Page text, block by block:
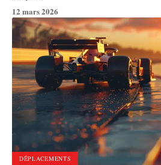
12 mars 2026
DÉPLACEMENTS